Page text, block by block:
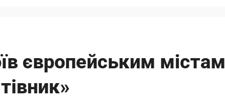
європейським містам